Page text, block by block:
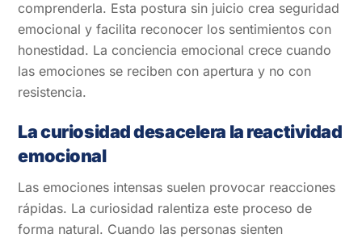
comprenderla. Esta postura sin juicio crea seguridad
emocional y facilita reconocer los sentimientos con
honestidad. La conciencia emocional crece cuando
las emociones se reciben con apertura y no con
resistencia.
La curiosidad desacelera la reactividad
emocional
Las emociones intensas suelen provocar reacciones
rápidas. La curiosidad ralentiza este proceso de
forma natural. Cuando las personas sienten